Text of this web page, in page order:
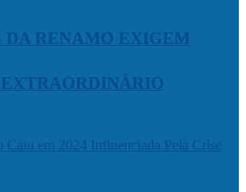
DA RENAMO EXIGEM